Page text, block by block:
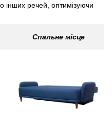
інших речей, оптимізуючи
Спальне місце